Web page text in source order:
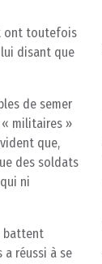
ont toutefois
lui disant que
de semer
« militaires »
que,
des soldats
ni
battent
a réussi à se